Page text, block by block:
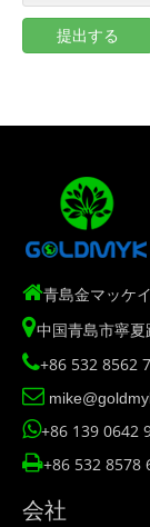
提出する
青島金マッケ
中国青島市寧
+86 532 8562

+86 139 0642
+86 532 8578
会社